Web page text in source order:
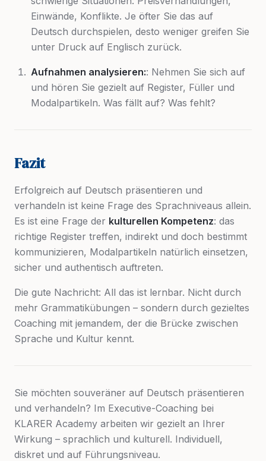
Einwände, Konflikte. Je öfter Sie das auf
Deutsch durchspielen, desto weniger greifen Sie
unter Druck auf Englisch zurück.
Aufnahmen analysieren:: Nehmen Sie sich auf
und hören Sie gezielt auf Register, Füller und
Modalpartikeln. Was fällt auf? Was fehlt?
Fazit
Erfolgreich auf Deutsch präsentieren und
verhandeln ist keine Frage des Sprachniveaus allein.
Es ist eine Frage der kulturellen Kompetenz: das
richtige Register treffen, indirekt und doch bestimmt
kommunizieren, Modalpartikeln natürlich einsetzen,
sicher und authentisch auftreten.
Die gute Nachricht: All das ist lernbar. Nicht durch
mehr Grammatikübungen – sondern durch gezieltes
Coaching mit jemandem, der die Brücke zwischen
Sprache und Kultur kennt.
Sie möchten souveräner auf Deutsch präsentieren
und verhandeln? Im Executive-Coaching bei
KLARER Academy arbeiten wir gezielt an Ihrer
Wirkung – sprachlich und kulturell. Individuell,
diskret und auf Führungsniveau.